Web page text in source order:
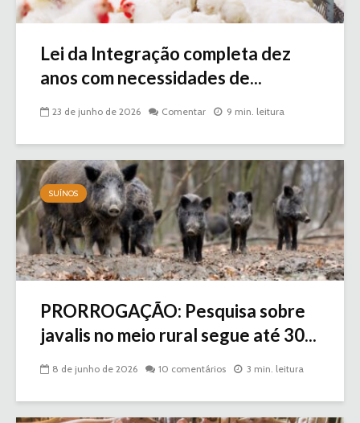
Lei da Integração completa dez
anos com necessidades de...
23 de junho de 2026 Comentar 9 min. leitura
SUÍNOS
PRORROGAÇÃO: Pesquisa sobre
javalis no meio rural segue até 30...
8 de junho de 2026 10 comentários 3 min. leitura